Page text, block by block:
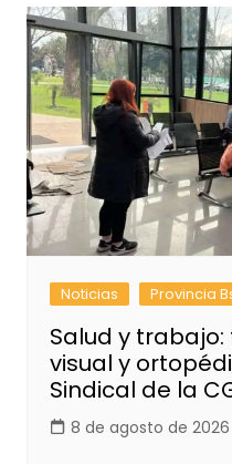
Noticias Provincia
Salud y
visual y
Sindical de la
8 de agosto de 2026